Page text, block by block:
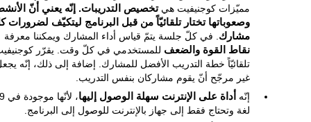
مميّزات كوجنيفيت هيتخصيص التدريبات. إنّه يعني أنّ
وصعوباتها تختار تلقائيّاً من قبل البرنامج ليتكيّف لضرورات
مشارك . في كلّ جلسة يتمّ قياس أداء المشارك ويمكننا معرفة
نقاط القوة والضعف للمستخدمي في كلّ وقت. يقرّر
تلقائيّاً خطة التدريب الأفضل للمشارك. إضافة إلى ذلك، إنّه
غير مرجّح أنّ يقوم مشاركان بنفس التدريب.
إنّه أداة على الإنترنت سهلة الوصول إليها
،
لغة وتحتاج فقط إلى جهاز بالإنترنت للوصول إلى البرنامج.